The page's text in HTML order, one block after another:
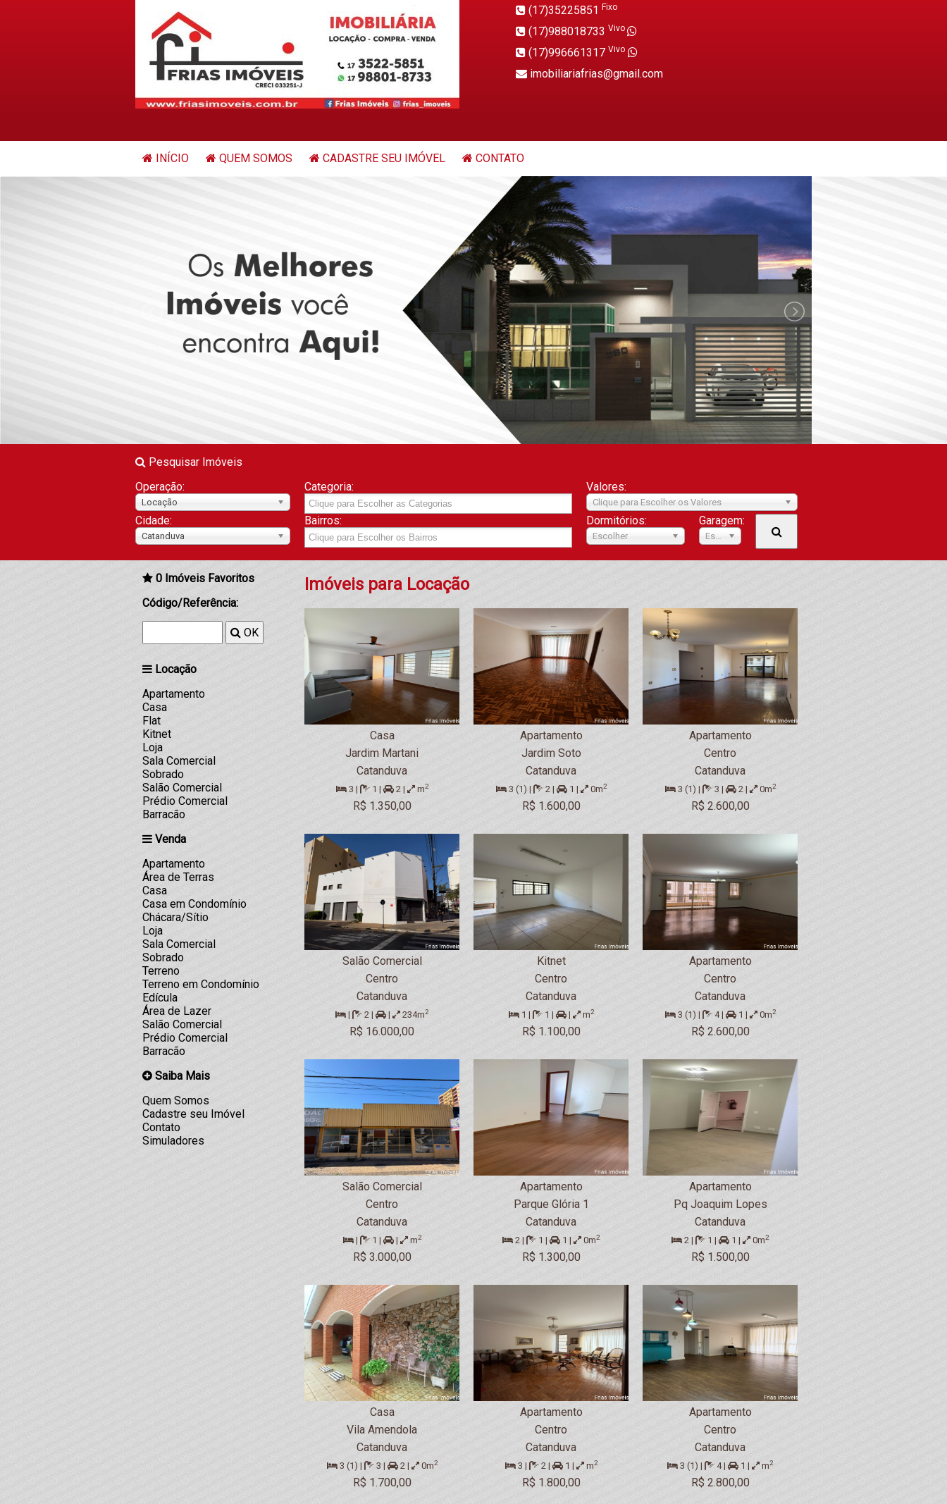
(17)35225851 Fixo
(17)988018733 Vivo
(17)996661317 Vivo
imobiliariafrias@gmail.com
INÍCIO QUEM SOMOS CADASTRE SEU IMÓVEL CONTATO
Pesquisar Imóveis
Operação:
Locação
Categoria: Valores:
Clique para Escolher os Valores
Cidade:
Catanduva
Bairros: Dormitórios:
Escolher
Garagem:
Escolher
0 Imóveis Favoritos
Código/Referência:
OK
Locação
Apartamento
Casa
Flat
Kitnet
Loja
Sala Comercial
Sobrado
Salão Comercial
Prédio Comercial
Barracão
Venda
Apartamento
Área de Terras
Casa
Casa em Condomínio
Chácara/Sítio
Loja
Sala Comercial
Sobrado
Terreno
Terreno em Condomínio
Edícula
Área de Lazer
Salão Comercial
Prédio Comercial
Barracão
Saiba Mais
Quem Somos
Cadastre seu Imóvel
Contato
Simuladores
Imóveis para Locação
Casa
Jardim Martani
Catanduva
3 | 1 | 2 | m2
R$ 1.350,00
Apartamento
Jardim Soto
Catanduva
3 (1) | 2 | 1 | 0m2
R$ 1.600,00
Apartamento
Centro
Catanduva
3 (1) | 3 | 2 | 0m2
R$ 2.600,00
Salão Comercial
Centro
Catanduva
| 2 | | 234m2
R$ 16.000,00
Kitnet
Centro
Catanduva
1 | 1 | | m2
R$ 1.100,00
Apartamento
Centro
Catanduva
3 (1) | 4 | 1 | 0m2
R$ 2.600,00
Salão Comercial
Centro
Catanduva
| 1 | | m2
R$ 3.000,00
Apartamento
Parque Glória 1
Catanduva
2 | 1 | 1 | 0m2
R$ 1.300,00
Apartamento
Pq Joaquim Lopes
Catanduva
2 | 1 | 1 | 0m2
R$ 1.500,00
Casa
Vila Amendola
Catanduva
3 (1) | 3 | 2 | 0m2
R$ 1.700,00
Apartamento
Centro
Catanduva
3 | 2 | 1 | m2
R$ 1.800,00
Apartamento
Centro
Catanduva
3 (1) | 4 | 1 | m2
R$ 2.800,00